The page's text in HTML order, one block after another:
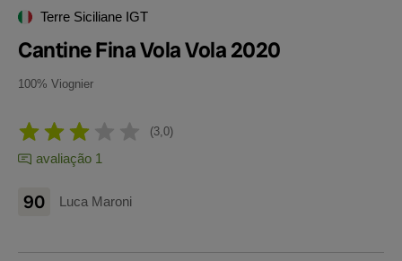
Terre Siciliane IGT
Cantine Fina Vola Vola 2020
100% Viognier
3,0
avaliação 1
90 Luca Maroni